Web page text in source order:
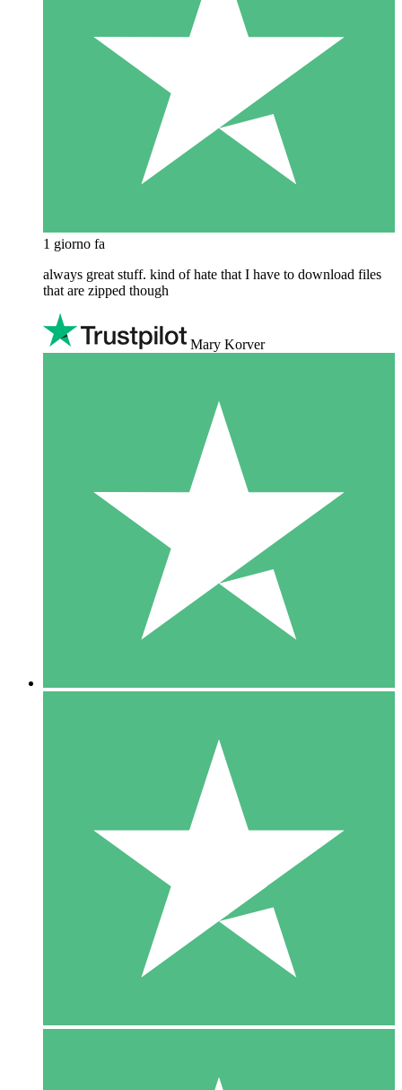
1 giorno fa
always great stuff. kind of hate that I have to download files
that are zipped though
Mary Korver